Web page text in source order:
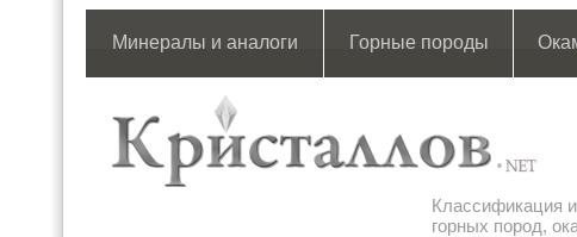
Минералы и аналоги Горные породы
Классификация
горных пород,